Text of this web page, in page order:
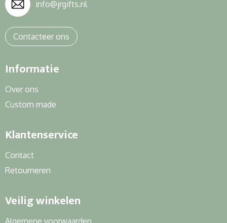
info@jrgifts.nl
Contacteer ons
Informatie
Over ons
Custom made
Klantenservice
Contact
Retourneren
Veilig winkelen
Algemene voorwaarden